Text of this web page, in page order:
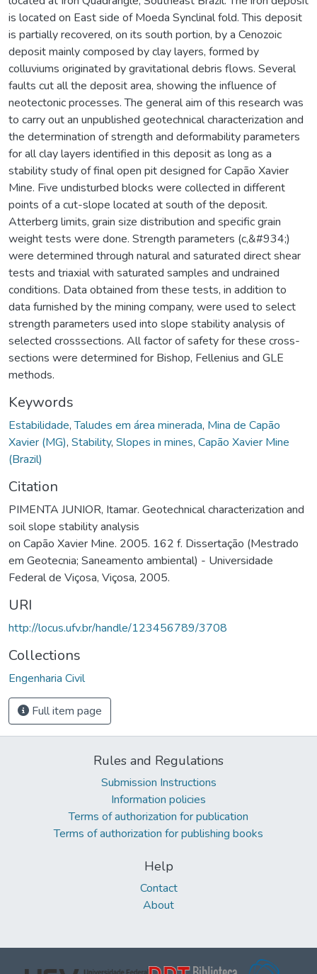
is located on East side of Moeda Synclinal fold. This deposit
is partially recovered, on its south portion, by a Cenozoic
deposit mainly composed by clay layers, formed by
colluviums originated by gravitational debris flows. Several
faults cut all the deposit area, showing the influence of
neotectonic processes. The general aim of this research was
to carry out an unpublished geotechnical characterization and
the determination of strength and deformability parameters
for all clay layers identified in this deposit as long as a
stability study of final open pit designed for Capão Xavier
Mine. Five undisturbed blocks were collected in different
points of a cut-slope located at south of the deposit.
Atterberg limits, grain size distribution and specific grain
weight tests were done. Strength parameters (c,&#934;)
were determined through natural and saturated direct shear
tests and triaxial with saturated samples and undrained
conditions. Data obtained from these tests, in addition to
data furnished by the mining company, were used to select
strength parameters used into slope stability analysis of
selected crosssections. All factor of safety for these cross-
sections were determined for Bishop, Fellenius and GLE
methods.
Keywords
Estabilidade,Taludes em área minerada, Mina de Capão
Xavier (MG), Stability, Slopes in mines, Capão Xavier Mine
(Brazil)
Citation
PIMENTA JUNIOR, Itamar. Geotechnical characterization and
soil slope stability analysis
on Capão Xavier Mine. 2005. 162 f. Dissertação (Mestrado
em Geotecnia; Saneamento ambiental) - Universidade
Federal de Viçosa, Viçosa, 2005.
URI
http://locus.ufv.br/handle/123456789/3708
Collections
Engenharia Civil
Full item page
Rules and Regulations
Submission Instructions
Information policies
Terms of authorization for publication
Terms of authorization for publishing books
Help
Contact
About